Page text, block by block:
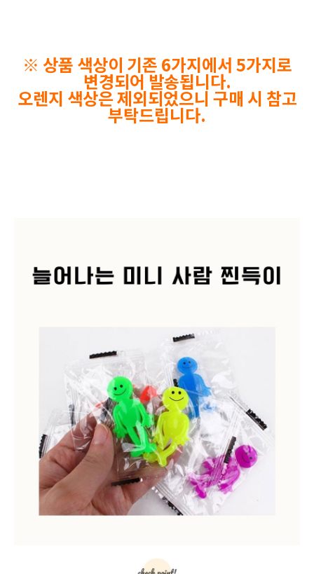
※ 상품 색상이 기존 6가지에서 5가지로
변경되어 발송됩니다.
오렌지 색상은 제외되었으니 구매 시 참고
부탁드립니다.